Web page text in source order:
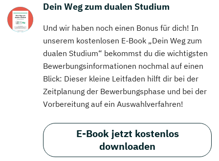
Dein Weg zum dualen Studium
Und wir haben noch einen Bonus für dich! In
unserem kostenlosen E-Book „Dein Weg zum
dualen Studium“ bekommst du die wichtigsten
Bewerbungsinformationen nochmal auf einen
Blick: Dieser kleine Leitfaden hilft dir bei der
Zeitplanung der Bewerbungsphase und bei der
Vorbereitung auf ein Auswahlverfahren!
E-Book jetzt kostenlos
downloaden